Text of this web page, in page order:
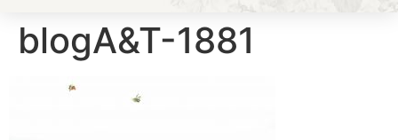
blogA&T-1881